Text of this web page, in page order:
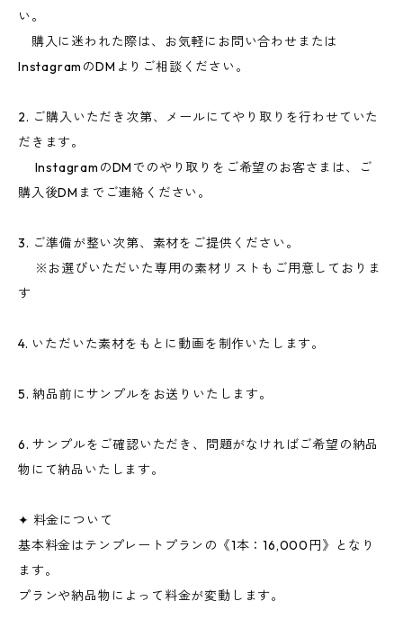
い。
購入に迷われた際は、お気軽にお問い合わせまたは
InstagramのDMよりご相談ください。
2. ご購入いただき次第、メールにてやり取りを行わせていた
だきます。
InstagramのDMでのやり取りをご希望のお客さまは、ご
購入後DMまでご連絡ください。
3. ご準備が整い次第、素材をご提供ください。
※お選びいただいた専用の素材リストもご用意しておりま
す
4. いただいた素材をもとに動画を制作いたします。
5. 納品前にサンプルをお送りいたします。
6. サンプルをご確認いただき、問題がなければご希望の納品
物にて納品いたします。
✦ 料金について
基本料金はテンプレートプランの《1本：16,000円》となり
ます。
プランや納品物によって料金が変動します。